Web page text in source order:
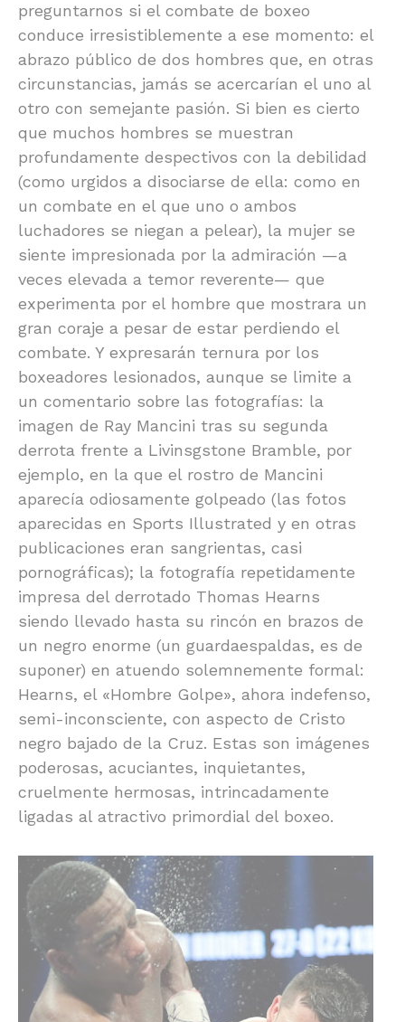
preguntarnos si el combate de boxeo
conduce irresistiblemente a ese momento: el
abrazo público de dos hombres que, en otras
circunstancias, jamás se acercarían el uno al
otro con semejante pasión. Si bien es cierto
que muchos hombres se muestran
profundamente despectivos con la debilidad
(como urgidos a disociarse de ella: como en
un combate en el que uno o ambos
luchadores se niegan a pelear), la mujer se
siente impresionada por la admiración —a
veces elevada a temor reverente— que
experimenta por el hombre que mostrara un
gran coraje a pesar de estar perdiendo el
combate. Y expresarán ternura por los
boxeadores lesionados, aunque se limite a
un comentario sobre las fotografías: la
imagen de Ray Mancini tras su segunda
derrota frente a Livinsgstone Bramble, por
ejemplo, en la que el rostro de Mancini
aparecía odiosamente golpeado (las fotos
aparecidas en Sports Illustrated y en otras
publicaciones eran sangrientas, casi
pornográficas); la fotografía repetidamente
impresa del derrotado Thomas Hearns
siendo llevado hasta su rincón en brazos de
un negro enorme (un guardaespaldas, es de
suponer) en atuendo solemnemente formal:
Hearns, el «Hombre Golpe», ahora indefenso,
semi-inconsciente, con aspecto de Cristo
negro bajado de la Cruz. Estas son imágenes
poderosas, acuciantes, inquietantes,
cruelmente hermosas, intrincadamente
ligadas al atractivo primordial del boxeo.